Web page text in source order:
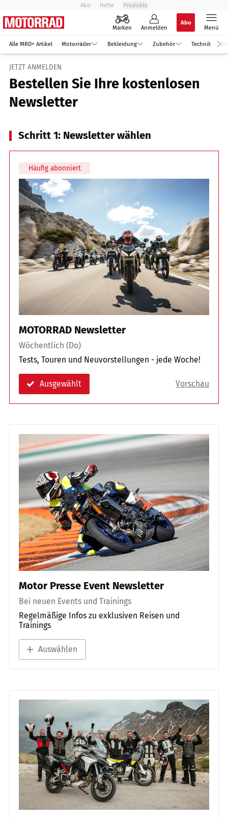
Abo Hefte Produkte
Marken Anmelden
Abo
Menü
Alle MRD+ Artikel Motorräder Bekleidung Zubehör Technik
JETZT ANMELDEN
Bestellen Sie Ihre kostenlosen
Newsletter
Schritt 1: Newsletter wählen
Häufig abonniert
MOTORRAD Newsletter
Wöchentlich (Do)
Tests, Touren und Neuvorstellungen - jede Woche!
Ausgewählt Vorschau
Motor Presse Event Newsletter
Bei neuen Events und Trainings
Regelmäßige Infos zu exklusiven Reisen und
Trainings
Auswählen